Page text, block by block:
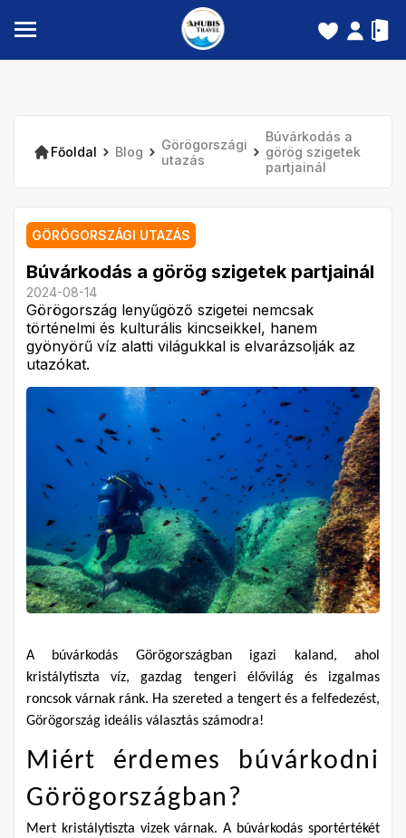
Főoldal Blog
Görögországi
utazás
Búvárkodás a
görög szigetek
partjainál
GÖRÖGORSZÁGI UTAZÁS
Búvárkodás a görög szigetek partjainál
2024-08-14
Görögország lenyűgöző szigetei nemcsak
történelmi és kulturális kincseikkel, hanem
gyönyörű víz alatti világukkal is elvarázsolják az
utazókat.
A búvárkodás Görögországban igazi kaland, ahol
kristálytiszta víz, gazdag tengeri élővilág és izgalmas
roncsok várnak ránk. Ha szereted a tengert és a felfedezést,
Görögország ideális választás számodra!
Miért érdemes búvárkodni
Görögországban?
Mert kristálytiszta vizek várnak. A búvárkodás sportértékét